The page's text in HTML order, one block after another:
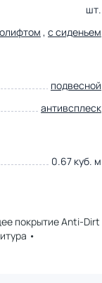
шт.
, с сиденьем
подвесной
антивсплеск
0.67 куб. м
покрытие Anti-Dirt
•